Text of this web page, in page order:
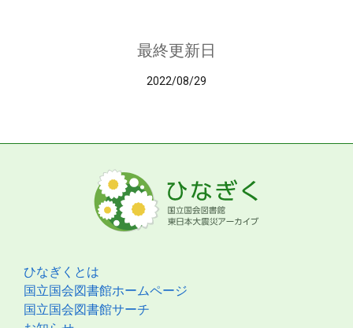
最終更新日
2022/08/29
ひなぎくとは
国立国会図書館ホームページ
国立国会図書館サーチ